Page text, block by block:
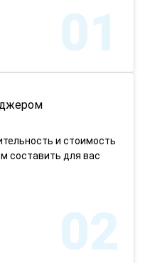
01
и стоимость
составить для вас
02